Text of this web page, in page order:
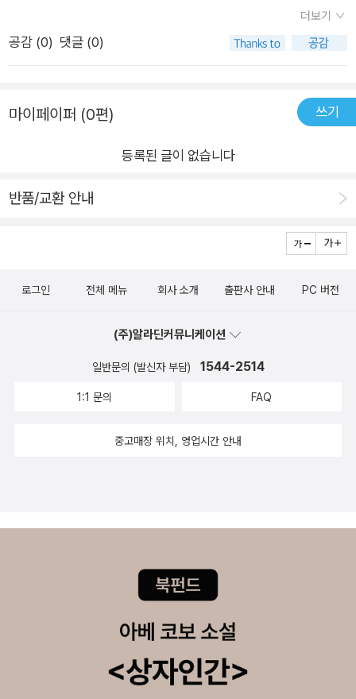
어떤 분야이든 꾸준히 공부해야 되는 것 같아요.이 책으로 조금씩
배워보면서 성장하는 디자이너로 되고 싶습니다.
AI 도구까지 포함된 최신 흐름을 따라가고 싶은 분이렇게 필요하
신 분들에게 추천드리고싶어요 ^^책에서는 예제 파일도 제공되
도 제공되어 독학자들에게도 큰 도움이 될 것 같아요. 궁금한 점
은 댓글이나 이메일로 문의도 가능하다고 하니, 정말 친절한 학습
환경이에요!<요즘 디자인을 위한 포토샵 & 일러스트레이터>는
구성된 교재입니다.기초 이상의 실무 스킬을 쌓고 싶은 디자이너
트레이터 #어도비 #AI #실무 #업그레이드 #베스트셀러 #서영
단 #독서 #컬처블룸 #컬처블룸리뷰단 #컬처블룸서평단
혼자서 디자인도해야하고 서류도 작성하고 만능까진아니지만 그
래도 일은 처리해야하고. . 오랫만에 켠 포토샵은 너무달라졌고,
어떻게 꾸밀지 모르겠고저같은 분들 꽤있으실것같아요.이럴때
보시면좋을 책 요즘 디자인을 위한 포토샵&일러스트레이터 입니
다. 그냥 딱한군데 마구잡이로 펼쳐도 디자인이 예뻐서 빨리배우
적으로 목차보다 이부분이 찾는데 더 도움되더라구요. 포토샵을
개 시도해봤는데 완성작과 비슷해지는 결과물을 보면서 미소를
감추지못했답니다. 배운것을 응용해보는 코너도있어요. 부담으
로 다가온 디자인작업이 재미가 생겨서 즐거워졌다면 믿으시려
넷에 돌아다니는 내용을 그때그때 주먹구구식으로 배우는것보다
요.#시프트 #우디 #서영열 #컬처블룸 #컬처블룸서평단 #요즘
디자인을위한포토샵일러스트레이터
더보기
공감 (0) 댓글 (0)
마이페이퍼 (0편) 쓰기
등록된 글이 없습니다
반품/교환 안내
로그인 전체 메뉴 회사 소개 출판사 안내 PC 버전
(주)알라딘커뮤니케이션
일반문의 (발신자 부담) 1544-2514
1:1 문의 FAQ
중고매장 위치, 영업시간 안내